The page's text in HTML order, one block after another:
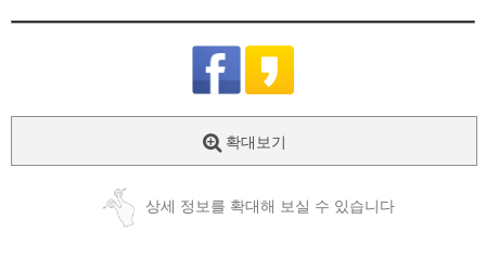
확대보기
상세 정보를 확대해 보실 수 있습니다